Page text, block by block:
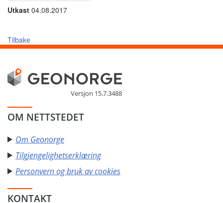
Utkast 04.08.2017
Tilbake